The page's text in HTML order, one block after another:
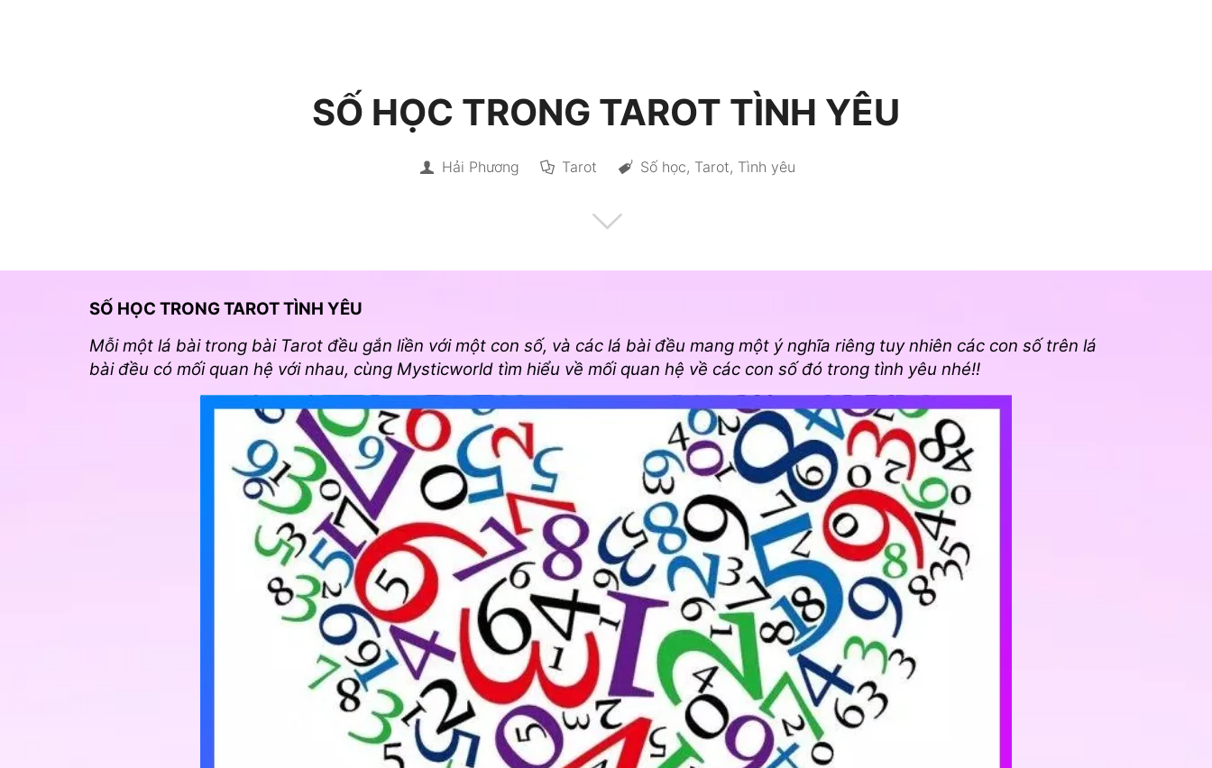
SỐ HỌC TRONG TAROT TÌNH YÊU
Hải Phương Tarot Số học, Tarot, Tình yêu
SỐ HỌC TRONG TAROT TÌNH YÊU
Mỗi một lá bài trong bài Tarot đều gắn liền với một con số, và các lá bài đều mang một ý nghĩa riêng tuy nhiên các con số trên lá
bài đều có mối quan hệ với nhau, cùng Mysticworld tìm hiểu về mối quan hệ về các con số đó trong tình yêu nhé!!